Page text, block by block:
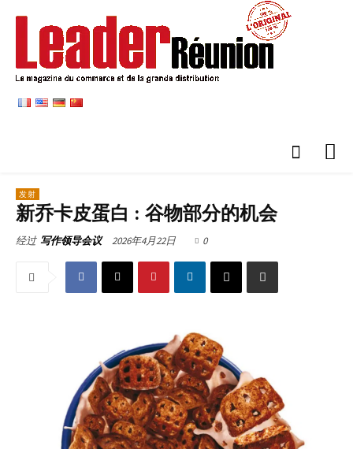
发射
新乔卡皮蛋白 : 谷物部分的机会
经过 写作领导会议 2026年4月22日 0